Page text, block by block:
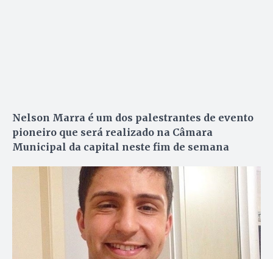
Nelson Marra é um dos palestrantes de evento
pioneiro que será realizado na Câmara
Municipal da capital neste fim de semana